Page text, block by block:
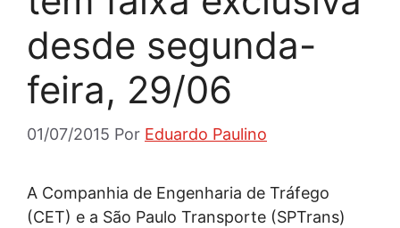
desde segunda-
feira, 29/06
01/07/2015 Por Eduardo Paulino
A Companhia de Engenharia de Tráfego
(CET) e a São Paulo Transporte (SPTrans)